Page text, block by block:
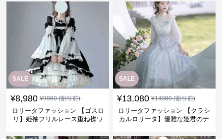
SALE
¥8,980 ¥9980(割引前)
ロリータファッション 【ゴスロ
リ】姫袖フリルレース重ね襟ワ
SALE
¥13,080 ¥14080(割引前)
ロリータファッション 【クラシ
カルロリータ】優雅な姫君のテ